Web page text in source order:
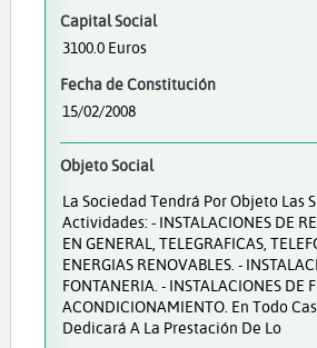
Capital Social
3100.0 Euros
Fecha de Constitución
15/02/2008
Objeto Social
La Sociedad Tendrá Por Objeto Las
Actividades: - INSTALACIONES DE
EN GENERAL, TELEGRAFICAS,
ENERGIAS RENOVABLES. -
FONTANERIA. - INSTALACIONES DE
ACONDICIONAMIENTO. En Todo
Dedicará A La Prestación De Lo